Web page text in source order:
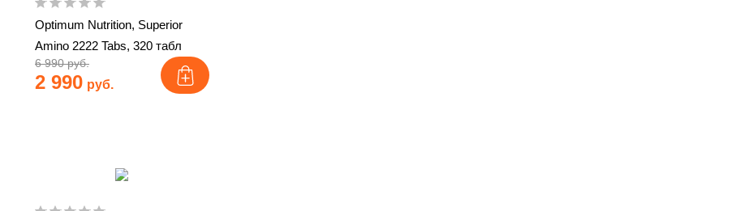
Optimum Nutrition, Superior
Amino 2222 Tabs, 320 табл
6 990 руб.
2 990 руб.